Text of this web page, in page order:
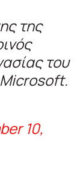
της
του
Microsoft.
10,